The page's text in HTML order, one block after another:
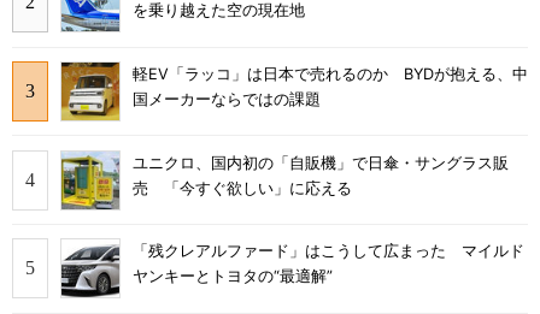
を乗り越えた空の現在地
軽EV「ラッコ」は日本で売れるのか BYDが抱える、中
国メーカーならではの課題
ユニクロ、国内初の「自販機」で日傘・サングラス販
売 「今すぐ欲しい」に応える
「残クレアルファード」はこうして広まった マイルド
ヤンキーとトヨタの“最適解”